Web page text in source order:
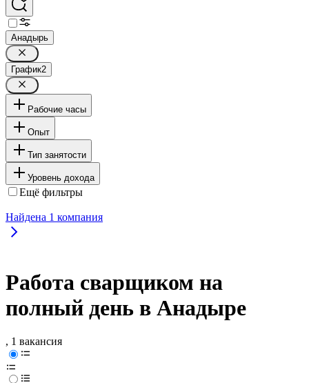
Анадырь
График2
Рабочие часы
Опыт
Тип занятости
Уровень дохода
Ещё фильтры
Найдена 1 компания
Работа сварщиком на
полный день в Анадыре
, 1 вакансия